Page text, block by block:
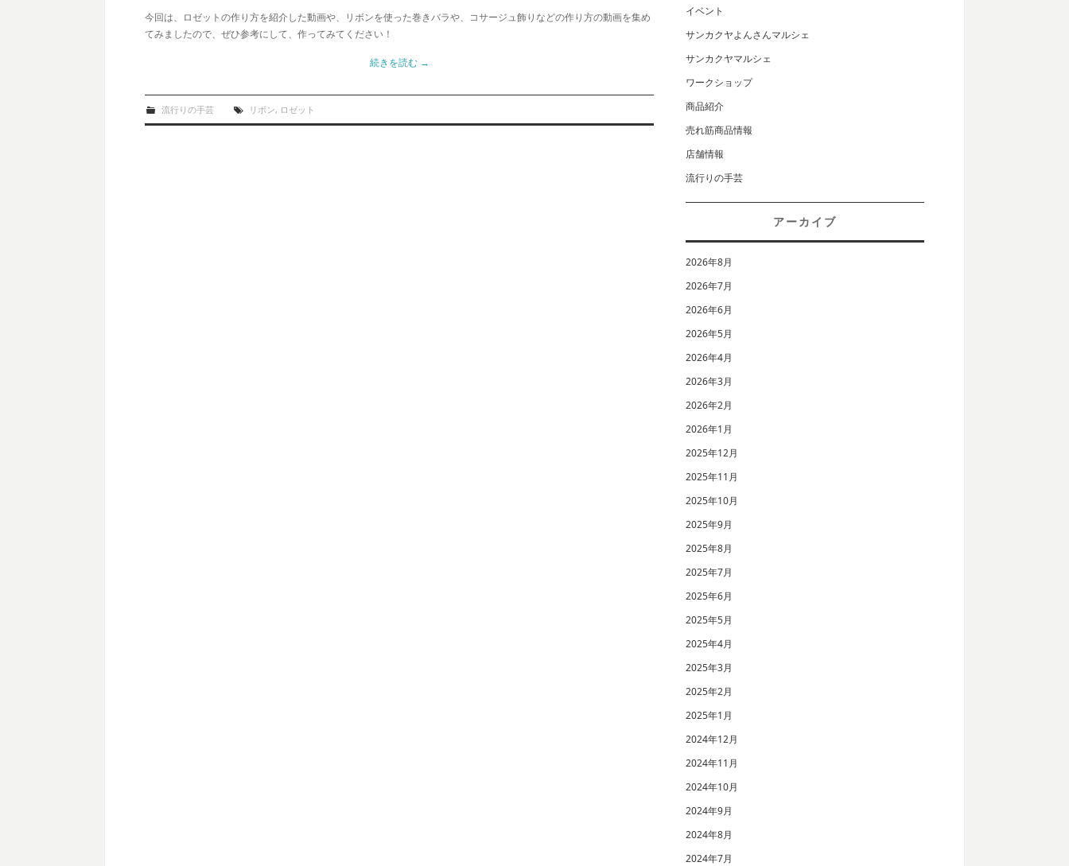
今回は、ロゼットの作り方を紹介した動画や、リボンを使った巻きバラや、コサージュ飾りなどの作り方の動画を集め
てみましたので、ぜひ参考にして、作ってみてください！
続きを読む →
流行りの手芸 リボン, ロゼット
イベント
サンカクヤよんさんマルシェ
サンカクヤマルシェ
ワークショップ
商品紹介
売れ筋商品情報
店舗情報
流行りの手芸
アーカイブ
2026年8月
2026年7月
2026年6月
2026年5月
2026年4月
2026年3月
2026年2月
2026年1月
2025年12月
2025年11月
2025年10月
2025年9月
2025年8月
2025年7月
2025年6月
2025年5月
2025年4月
2025年3月
2025年2月
2025年1月
2024年12月
2024年11月
2024年10月
2024年9月
2024年8月
2024年7月